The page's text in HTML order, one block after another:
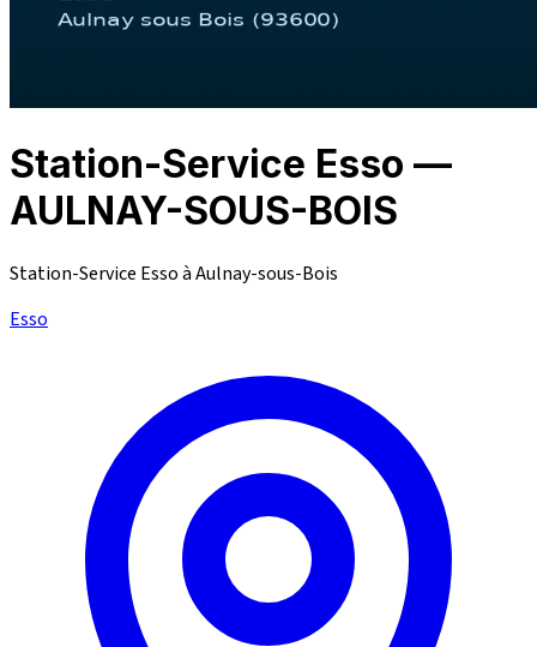
Station-Service Esso —
AULNAY-SOUS-BOIS
Station-Service Esso à Aulnay-sous-Bois
Esso